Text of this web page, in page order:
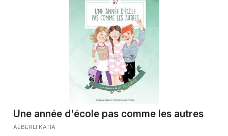
Une année d'école pas comme les autres
AEBERLI KATIA